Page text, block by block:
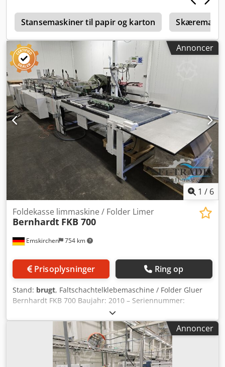
Lamina Gluer er en manuelt betjent inline-maskine til
falsning, limning og tapning. Takket være den smarte
konstruktion kan maskinen håndtere forskellige formater
og materialetyper. Opsætning uden brug af værktøj
muliggør hurtige omstillinger, også ved små serier.
Optioner til maskinen inkluderer koldlim, bagsidestøtte,
tapeapplikator m.m. Dcedpeq Rx Srefx Amuok Online
videoinspektion mulig via Skype. Vi ser frem til dit besøg –
flere maskiner på lager. Leveres straks – kan inspiceres På
lager i Emskirchen / Nürnberg – kan afprøves
Stansemaskiner til papir og karton
Annoncer
1 / 6
Emskirchen 754 km
Foldekasse limmaskine / Folder Limer
Bernhardt FKB 700
Prisoplysninger Ring op
Stand: brugt, Faltschachtelklebemaschine / Folder Gluer
Bernhardt FKB 700 Baujahr: 2010 – Seriennummer:
300310/86/FKB/700 Produktionsmöglichkeiten: Längsnaht-,
2- und 3-Punkt-Klebung Grammatur: 200 – 600 g/m², E-
Welle Materialien: Festes Papier ab 200 g/m², Karton,
Kunststoff Dcodjv H D Srepfx Amuok Format offener
Zuschnitt: 500 x 700 mm Luftanschluss: Benötigt min. 6 bar
Maschinengeschwindigkeit: Max. 400 m/min Die FKB 700
Annoncer